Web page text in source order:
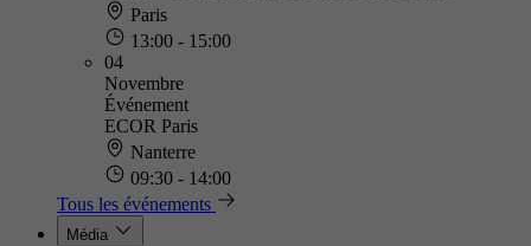
Paris
13:00 - 15:00
04
Novembre
Événement
ECOR Paris
Nanterre
09:30 - 14:00
Tous les événements
Média